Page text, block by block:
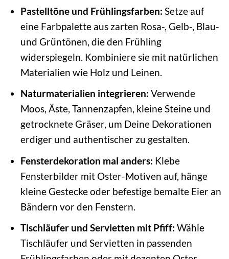
Pastelltöne und Frühlingsfarben: Setze auf
eine Farbpalette aus zarten Rosa-, Gelb-, Blau-
und Grüntönen, die den Frühling
widerspiegeln. Kombiniere sie mit natürlichen
Materialien wie Holz und Leinen.
Naturmaterialien integrieren: Verwende
Moos, Äste, Tannenzapfen, kleine Steine und
getrocknete Gräser, um Deine Dekorationen
erdiger und authentischer zu gestalten.
Fensterdekoration mal anders: Klebe
Fensterbilder mit Oster-Motiven auf, hänge
kleine Gestecke oder befestige bemalte Eier an
Bändern vor den Fenstern.
Tischläufer und Servietten mit Pfiff: Wähle
Tischläufer und Servietten in passenden